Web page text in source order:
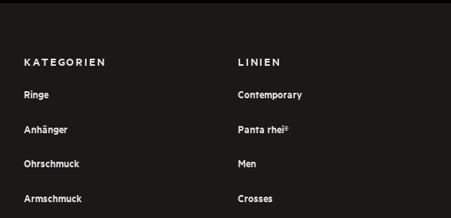
KATEGORIEN
Ringe
Anhänger
Ohrschmuck
Armschmuck
LINIEN
Contemporary
Panta rhei®
Men
Crosses